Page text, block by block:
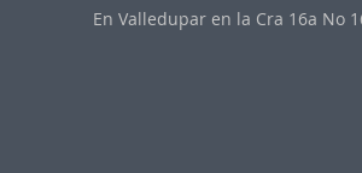
En Valledupar en la Cra 16a No